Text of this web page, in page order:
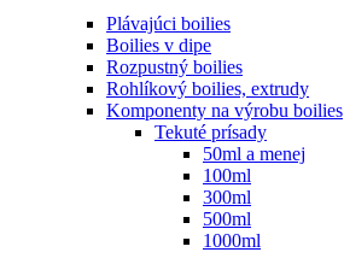
Plávajúci boilies
Boilies v dipe
Rozpustný boilies
Rohlíkový boilies, extrudy
Komponenty na výrobu boilies
Tekuté prísady
50ml a menej
100ml
300ml
500ml
1000ml